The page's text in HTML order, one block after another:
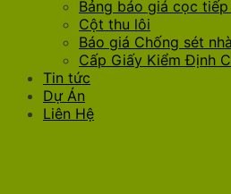
Bảng báo giá cọc
Cột thu lôi
Báo giá Chống sét
Cấp Giấy Kiểm Định
Tin tức
Dự Án
Liên Hệ